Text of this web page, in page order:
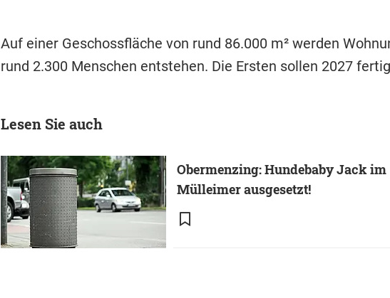
Auf einer Geschossfläche von rund 86.000 m² werden
rund 2.300 Menschen entstehen. Die Ersten sollen 2027
Lesen Sie auch
Obermenzing: Hundebaby Jack im
Mülleimer ausgesetzt!